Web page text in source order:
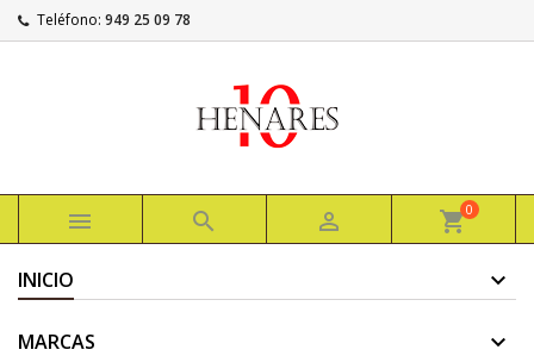
Teléfono: 949 25 09 78
   shopping_cart0
INICIO
MARCAS